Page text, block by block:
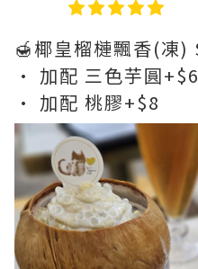
🍯椰皇榴槤飄香(凍)
• 加配 三色芋圓+$6
• 加配 桃膠+$8